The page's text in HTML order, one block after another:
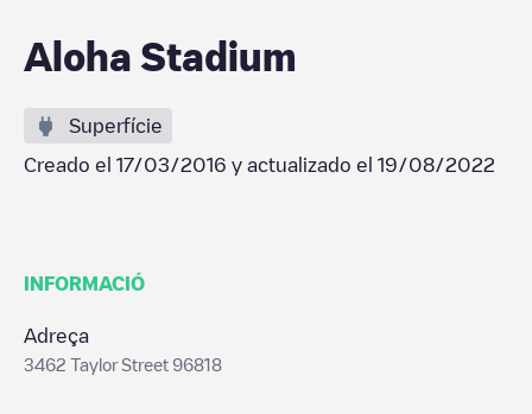
Aloha Stadium
Superfície
Creado el 17/03/2016 y actualizado el 19/08/2022
INFORMACIÓ
Adreça
3462 Taylor Street 96818